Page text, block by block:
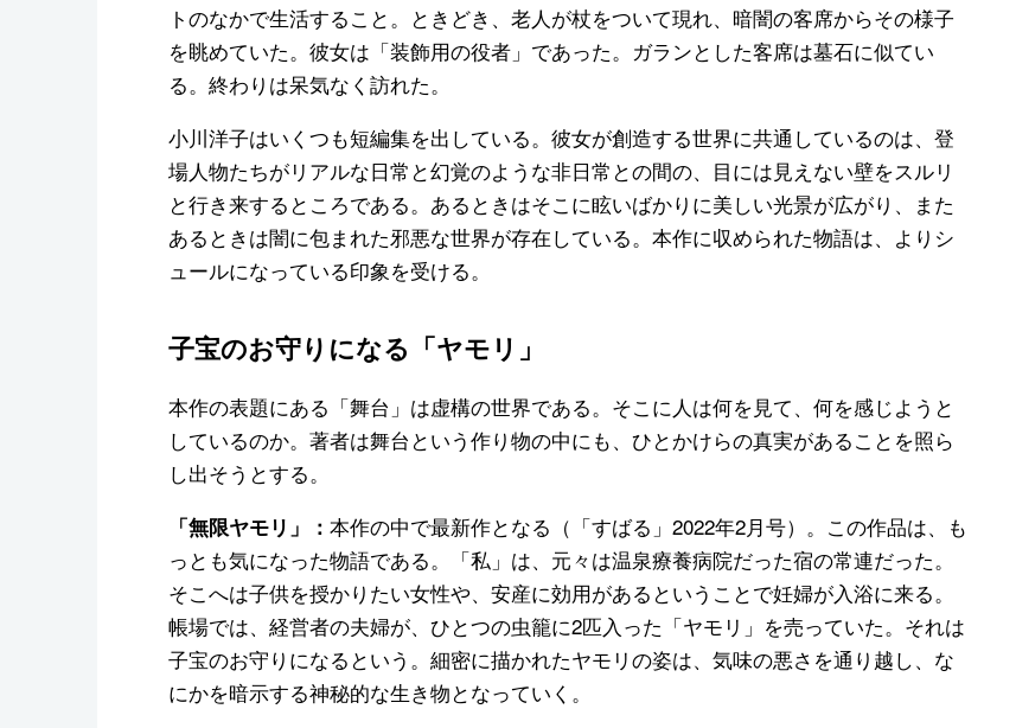
トのなかで生活すること。ときどき、老人が杖をついて現れ、暗闇の客席からその様子
を眺めていた。彼女は「装飾用の役者」であった。ガランとした客席は墓石に似てい
る。終わりは呆気なく訪れた。
小川洋子はいくつも短編集を出している。彼女が創造する世界に共通しているのは、登
場人物たちがリアルな日常と幻覚のような非日常との間の、目には見えない壁をスルリ
と行き来するところである。あるときはそこに眩いばかりに美しい光景が広がり、また
あるときは闇に包まれた邪悪な世界が存在している。本作に収められた物語は、よりシ
ュールになっている印象を受ける。
子宝のお守りになる「ヤモリ」
本作の表題にある「舞台」は虚構の世界である。そこに人は何を見て、何を感じようと
しているのか。著者は舞台という作り物の中にも、ひとかけらの真実があることを照ら
し出そうとする。
「無限ヤモリ」： 本作の中で最新作となる（「すばる」2022年2月号）。この作品は、も
っとも気になった物語である。「私」は、元々は温泉療養病院だった宿の常連だった。
そこへは子供を授かりたい女性や、安産に効用があるということで妊婦が入浴に来る。
帳場では、経営者の夫婦が、ひとつの虫籠に2匹入った「ヤモリ」を売っていた。それは
子宝のお守りになるという。細密に描かれたヤモリの姿は、気味の悪さを通り越し、な
にかを暗示する神秘的な生き物となっていく。